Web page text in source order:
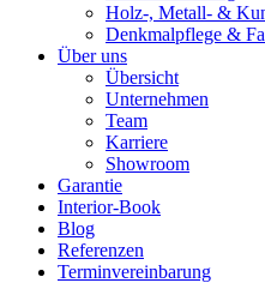
Holz-, Metall- &
Denkmalpflege &
Über uns
Übersicht
Unternehmen
Team
Karriere
Showroom
Garantie
Interior-Book
Blog
Referenzen
Terminvereinbarung